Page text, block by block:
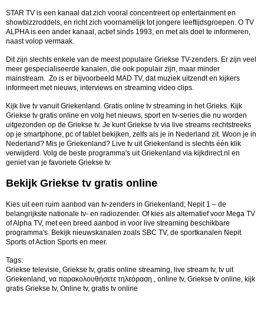
STAR TV is een kanaal dat zich vooral concentreert op entertainment en
showbizzroddels, en richt zich voornamelijk tot jongere leeftijdsgroepen. O TV
ALPHA is een ander kanaal, actief sinds 1993, en met als doel te informeren,
naast volop vermaak.
Dit zijn slechts enkele van de meest populaire Griekse TV-zenders. Er zijn veel
meer gespecialiseerde kanalen, die ook populair zijn, maar minder
mainstream. Zo is er bijvoorbeeld MAD TV, dat muziek uitzendt en kijkers
informeert met nieuws, interviews en streaming video clips.
Kijk live tv vanuit Griekenland. Gratis online tv streaming in het Grieks. Kijk
Griekse tv gratis online en volg het nieuws, sport en tv-series die nu worden
uitgezonden op de Griekse tv. Je kunt Griekse tv via live streams rechtstreeks
op je smartphone, pc of tablet bekijken, zelfs als je in Nederland zit. Woon je in
Nederland? Mis je Griekenland? Live tv uit Griekenland is slechts één klik
verwijderd. Volg de beste programma's uit Griekenland via kijkdirect.nl en
geniet van je favoriete Griekse tv.
Bekijk Griekse tv gratis online
Kies uit een ruim aanbod van tv-zenders in Griekenland; Nepit 1 – de
belangrijkste nationale tv- en radiozender. Of kies als alternatief voor Mega TV
of Alpha TV, met een breed aanbod in voor live streaming beschikbare
programma's. Bekijk nieuwskanalen zoals SBC TV, de sportkanalen Nepit
Sports of Action Sports en meer.
Tags:
Griekse televisie, Griekse tv, gratis online streaming, live stream tv, tv uit
Griekenland, να παρακολουθήσετε τηλεόραση., online tv, Griekse tv online, kijk
gratis Griekse tv, Online tv, gratis tv online